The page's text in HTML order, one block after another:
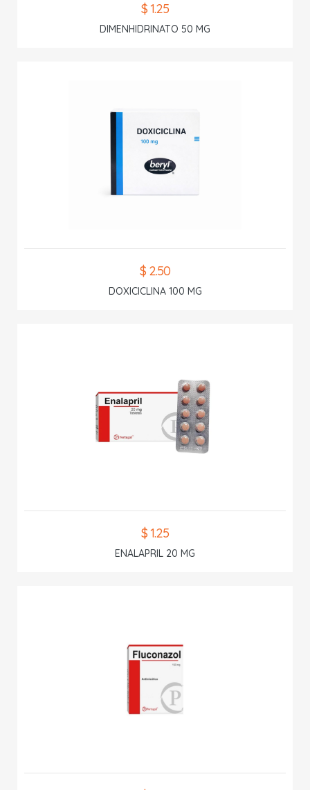
$ 1.25
DIMENHIDRINATO 50 MG
$ 2.50
DOXICICLINA 100 MG
$ 1.25
ENALAPRIL 20 MG